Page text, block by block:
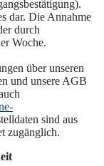
dar. Die Annahme
durch
Woche.
über unseren
und unsere AGB
sind aus
zugänglich.